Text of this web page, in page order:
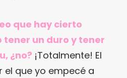
que hay cierto
un duro y tener
¿no? ¡Totalmente! El
que yo empecé a